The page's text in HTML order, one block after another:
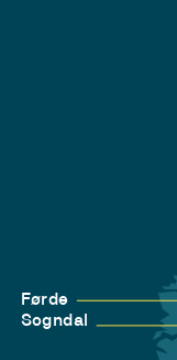
Førde
Sogndal